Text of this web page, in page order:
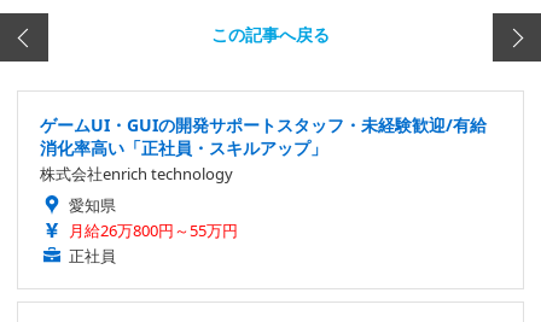
この記事へ戻る
ゲームUI・GUIの開発サポートスタッフ・未経験歓迎/有給
消化率高い「正社員・スキルアップ」
株式会社enrich technology
愛知県
月給26万800円～55万円
正社員